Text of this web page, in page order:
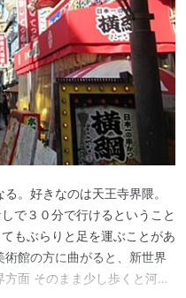
。好きなのは天王寺界隈。
で３０分で行けるということ
もぶらりと足を運ぶことがあ
館の方に曲がると、新世界
面 そのまま少し歩くと河底